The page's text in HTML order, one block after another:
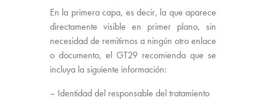
En la primera capa, es decir, la que aparece
directamente visible en primer plano, sin
necesidad de remitirnos a ningún otro enlace
o documento, el GT29 recomienda que se
incluya la siguiente información:
– Identidad del responsable del tratamiento